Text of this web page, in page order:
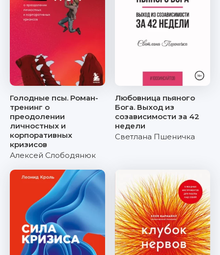
Голодные псы. Роман-
тренинг о
преодолении
личностных и
корпоративных
кризисов
Алексей Слободянюк
Любовница пьяного
Бога. Выход из
созависимости за 42
недели
Светлана Пшеничка